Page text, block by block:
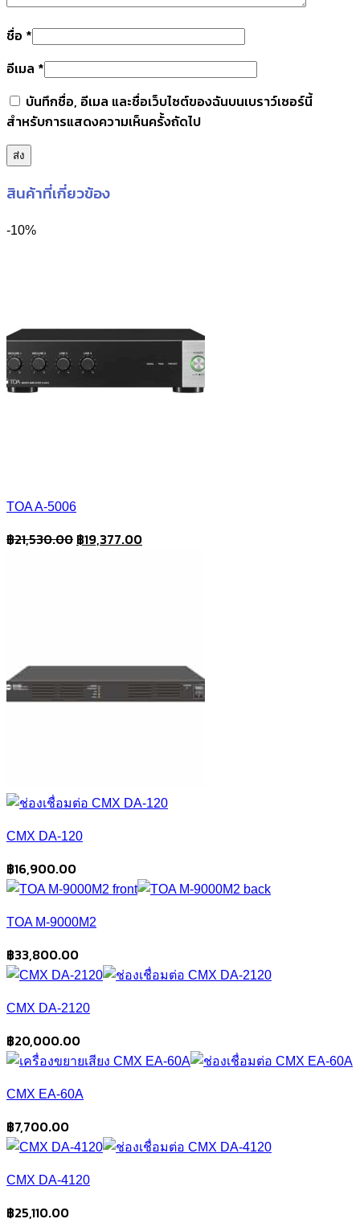
ชื่อ *
อีเมล *
บันทึกชื่อ, อีเมล และชื่อเว็บไซต์ของฉันบนเบราว์เซอร์นี้
สำหรับการแสดงความเห็นครั้งถัดไป
สินค้าที่เกี่ยวข้อง
-10%
TOA A-5006
฿21,530.00 Original
฿19,377.00Current
CMX DA-120
฿16,900.00
TOA M-9000M2
฿33,800.00
CMX DA-2120
฿20,000.00
CMX EA-60A
฿7,700.00
CMX DA-4120
฿25,110.00